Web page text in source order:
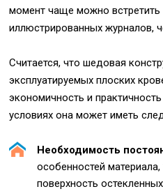
момент чаще можно встретить
иллюстрированных журналов,
Считается, что шедовая
эксплуатируемых плоских
экономичность и
условиях она может иметь
Необходимость
особенностей
поверхность